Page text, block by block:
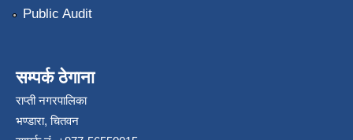
Public Audit
सम्पर्क ठेगाना
राप्ती नगरपालिका
भण्डारा, चितवन